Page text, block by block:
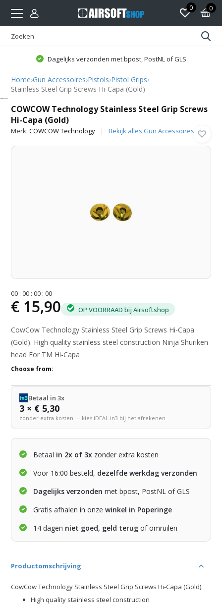
0 0
Dagelijks verzonden met bpost, PostNL of GLS
Home›Gun Accessoires›Pistols›Pistol Grips›
Stainless Steel Grip Screws Hi-Capa (Gold)
COWCOW Technology Stainless Steel Grip Screws
Hi-Capa (Gold)
Merk:COWCOW Technology Bekijk alles Gun Accessoires
00 :00 :00 :00
€ 15,90 OP VOORRAAD bij Airsoftshop
CowCow Technology Stainless Steel Grip Screws Hi-Capa
(Gold). High quality stainless steel construction Ninja Shuriken
head For TM Hi-Capa
Choose from:
Betaal in 3x
3 × € 5,30
zonder extra kosten — kies iDEAL in3 bij het afrekenen
Betaal in 2x of 3x zonder extra kosten
Voor 16:00 besteld, dezelfde werkdag verzonden
Dagelijks verzonden met bpost, PostNL of GLS
Gratis afhalen in onzewinkel in Poperinge
14 dagen niet goed, geld terug of omruilen
Productomschrijving
CowCow Technology Stainless Steel Grip Screws Hi-Capa (Gold).
High quality stainless steel construction